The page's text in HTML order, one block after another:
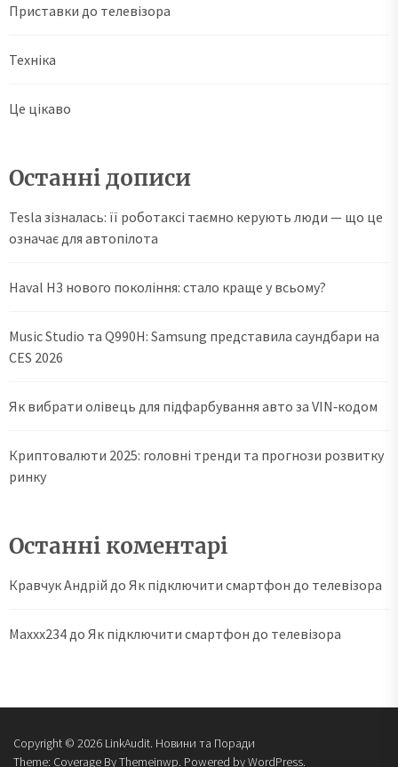
Приставки до телевізора
Техніка
Це цікаво
Останні дописи
Tesla зізналась: її роботаксі таємно керують люди — що це
означає для автопілота
Haval H3 нового покоління: стало краще у всьому?
Music Studio та Q990H: Samsung представила саундбари на
CES 2026
Як вибрати олівець для підфарбування авто за VIN‑кодом
Криптовалюти 2025: головні тренди та прогнози розвитку
ринку
Останні коментарі
Кравчук Андрій до Як підключити смартфон до телевізора
Maxxx234 до Як підключити смартфон до телевізора
Copyright © 2026 LinkAudit. Новини та Поради
Theme: Coverage ByThemeinwp. Powered byWordPress.